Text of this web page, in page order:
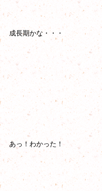
成長期かな・・・
あっ！わかった！